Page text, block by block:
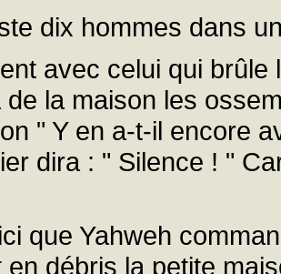
dix hommes dans
avec celui qui
de la maison les
" Y en a-t-il encore
dira : " Silence ! "
que Yahweh
en débris la petite